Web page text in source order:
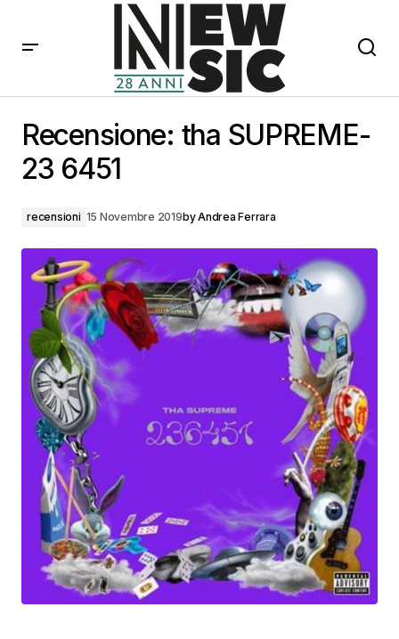
Recensione: tha SUPREME-
23 6451
recensioni 15 Novembre 2019byAndrea Ferrara